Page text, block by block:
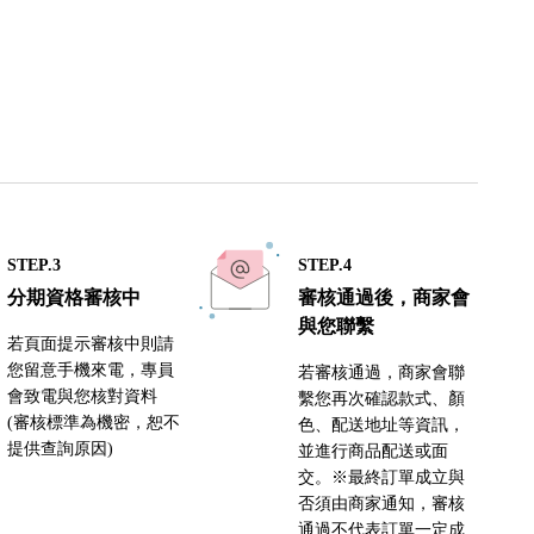
STEP.3
分期資格審核中
若頁面提示審核中則請
您留意手機來電，專員
會致電與您核對資料
(審核標準為機密，恕不
提供查詢原因)
STEP.4
審核通過後，商家會
與您聯繫
若審核通過，商家會聯
繫您再次確認款式、顏
色、配送地址等資訊，
並進行商品配送或面
交。※最終訂單成立與
否須由商家通知，審核
通過不代表訂單一定成